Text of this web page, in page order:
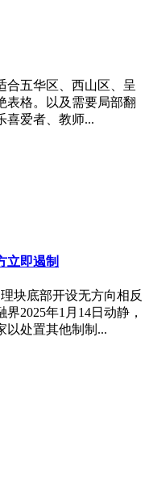
合五华区、西山区、呈
表格。以及需要局部翻
喜爱者、教师...
立即遏制
块底部开设无方向相反
2025年1月14日动静，
以处置其他制制...